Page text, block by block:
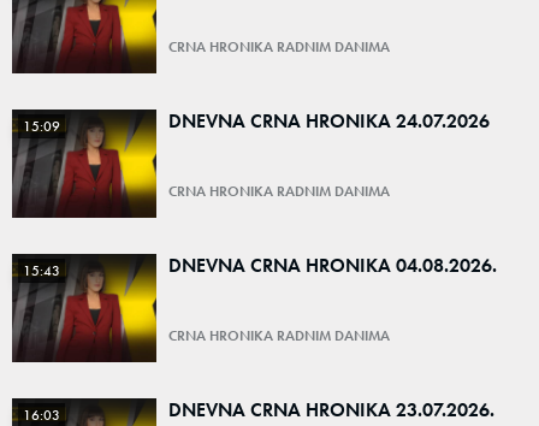
CRNA HRONIKA RADNIM DANIMA
15:09 DNEVNA CRNA HRONIKA 24.07.2026
CRNA HRONIKA RADNIM DANIMA
15:43 DNEVNA CRNA HRONIKA 04.08.2026.
CRNA HRONIKA RADNIM DANIMA
16:03 DNEVNA CRNA HRONIKA 23.07.2026.